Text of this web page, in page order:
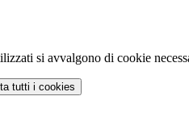
si avvalgono di cookie
tutti i cookies